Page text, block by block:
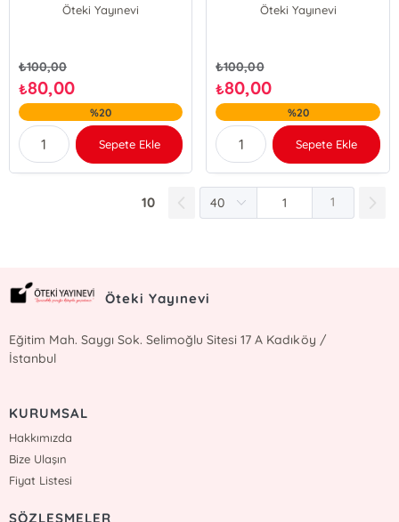
Öteki Yayınevi
₺100,00
₺80,00
%20
Sepete Ekle
Öteki Yayınevi
₺100,00
₺80,00
%20
Sepete Ekle
10 1
Öteki Yayınevi
Eğitim Mah. Saygı Sok. Selimoğlu Sitesi 17 A Kadıköy /
İstanbul
KURUMSAL
Hakkımızda
Bize Ulaşın
Fiyat Listesi
SÖZLEŞMELER